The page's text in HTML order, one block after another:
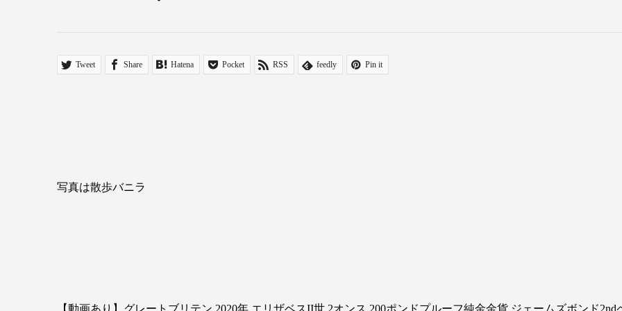
Tweet Share Hatena Pocket RSS feedly Pin it
写真は散歩バニラ
【動画あり】グレートブリテン 2020年 エリザベスII世 2オンス 200ポンドプルーフ純金金貨 ジェームズボンド2nd